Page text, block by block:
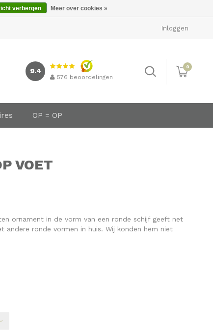
Inloggen
9.4
576 beoordelingen
0
OP = OP
VOET
ornament in de vorm van een ronde schijf geeft net
andere ronde vormen in huis. Wij konden hem niet
verbergen Meer over cookies »